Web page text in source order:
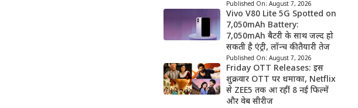
Published On: August 7, 2026
Vivo V80 Lite 5G Spotted on
7,050mAh Battery:
7,050mAh बैटरी के साथ जल्द हो
सकती है एंट्री, लॉन्च की तैयारी तेज
Published On: August 7, 2026
Friday OTT Releases: इस
शुक्रवार OTT पर धमाका, Netflix
से ZEE5 तक आ रहीं 8 नई फिल्में
और वेब सीरीज